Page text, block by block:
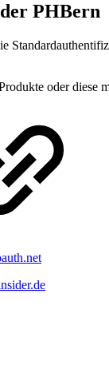
PHBern
oder diese